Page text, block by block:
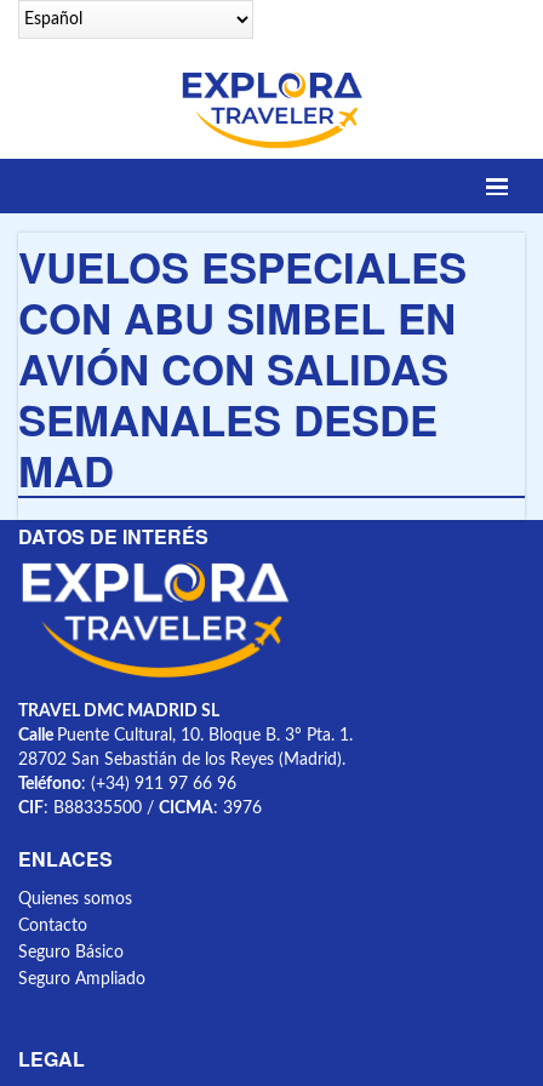
DESTINOS
Contacto
OFERTAS SENIORS
EGIPTO LEGENDARIO
VUELOS 25 CIUDADES
VUELOS A SHARM
VUELOS ESPECIALES
CON ABU SIMBEL EN
AVIÓN CON SALIDAS
SEMANALES DESDE
MAD
DATOS DE INTERÉS
TRAVEL DMC MADRID SL
Calle Puente Cultural, 10. Bloque B. 3º Pta. 1.
28702 San Sebastián de los Reyes (Madrid).
Teléfono: (+34) 911 97 66 96
CIF: B88335500 / CICMA: 3976
ENLACES
Quienes somos
Contacto
Seguro Básico
Seguro Ampliado
LEGAL